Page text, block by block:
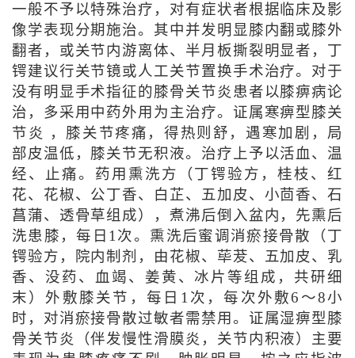
一般不予以特殊治疗，对有症状者根据临床及影
像学表现分期施治。其中并发明显膝内翻或膝外
翻者，或关节内游离体、半月板撕裂明显者，丁
锷建议行关节镜或人工关节置换手术治疗。对于
没有明显手术指征的膝骨关节炎患者以膝痹病论
治，多采用中药外用为主治疗。证属寒痹型膝关
节炎 ，膝关节疼痛，得热则舒，遇寒加剧，局
部皮温低，膝关节无积液。治疗上予以活血、温
经、止痛。药用熏洗方（丁锷验方，桂枝、红
花、花椒、公丁香、白芷、五加皮、小茴香、石
菖蒲、透骨草组成），煮沸后倒入盆内，先熏后
洗患膝，每日1次。熏洗后蜜调消瘀接骨散（丁
锷验方，院内制剂，由花椒、荜茇、五加皮、乳
香、没药、血竭、姜黄、冰片等组成，共研细
末）外敷膝关节，每日1次，每次外敷6～8小
时，对消瘀接骨散过敏者需禁用。证属湿痹型膝
骨关节炎（伴发慢性滑膜炎，关节内积液）主要